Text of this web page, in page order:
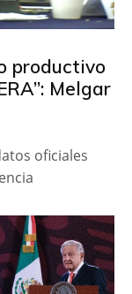
productivo
Melgar
oficiales